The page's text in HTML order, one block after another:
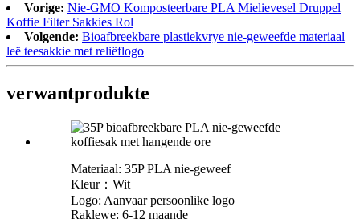
Vorige: Nie-GMO Komposteerbare PLA Mielievesel Druppel
Koffie Filter Sakkies Rol
Volgende: Bioafbreekbare plastiekvrye nie-geweefde materiaal
leë teesakkie met reliëflogo
verwantprodukte
Materiaal: 35P PLA nie-geweef
Kleur：Wit
Logo: Aanvaar persoonlike logo
Raklewe: 6-12 maande